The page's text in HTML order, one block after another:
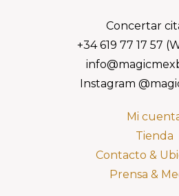
Concertar
+34 619 77 17 57
Instagram
Mi
Tienda
Contacto &
Prensa &